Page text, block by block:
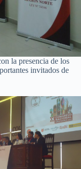
la presencia de los
invitados de